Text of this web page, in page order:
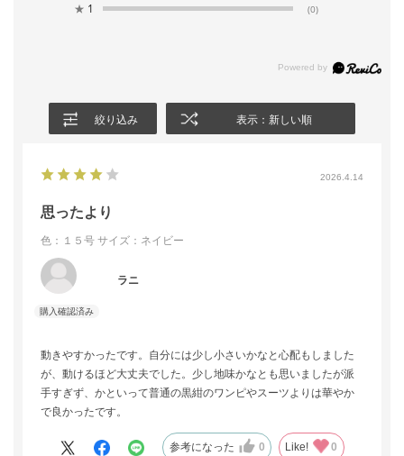
★ 1 (0)
絞り込み 表示：新しい順
2026.4.14
思ったより
色：１５号 サイズ：ネイビー
ラニ
動きやすかったです。自分には少し小さいかなと心配もしました
が、動けるほど大丈夫でした。少し地味かなとも思いましたが派
手すぎず、かといって普通の黒紺のワンピやスーツよりは華やか
で良かったです。
参考になった 0 Like! 0